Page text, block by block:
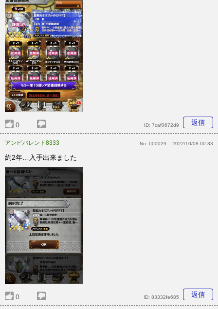
0 返信
ID: 7caf0672d9
アンビバレント8333 No: 000029 2022/10/08 00:33
約2年…入手出来ました
0 返信
ID: 83332fe685